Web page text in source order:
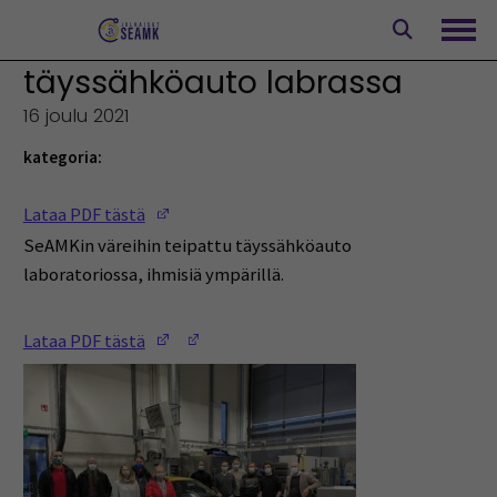
täyssähköauto labrassa
16 joulu 2021
kategoria:
Lataa PDF tästä
SeAMKin väreihin teipattu täyssähköauto
laboratoriossa, ihmisiä ympärillä.
Lataa PDF tästä (Opens in a new window)